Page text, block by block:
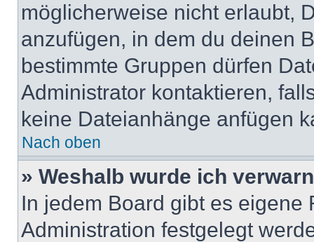
möglicherweise nicht erlaubt,
anzufügen, in dem du deinen
bestimmte Gruppen dürfen
Administrator kontaktieren,
keine Dateianhänge anfügen
Nach oben
» Weshalb wurde ich
In jedem Board gibt es
Administration festgelegt